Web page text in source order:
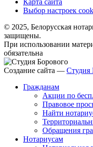
Карта сайта
Выбор настроек
© 2025, Белорусская
защищены.
При использовании
обязательна
Создание сайта — Студия
Гражданам
Акции по
Правовое
Найти
Обращения
Нотариусам